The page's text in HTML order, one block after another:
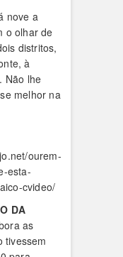
nove a
o olhar de
distritos,
à
Não lhe
melhor na
ourem-
esta-
cvideo/
DA
as
tivessem